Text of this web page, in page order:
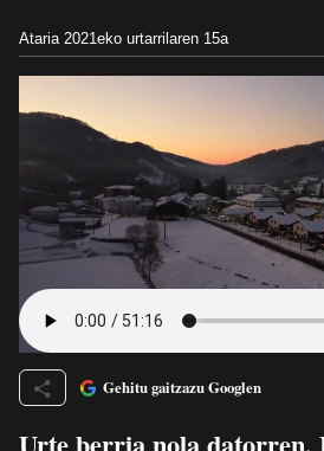
Ataria 2021eko urtarrilaren 15a
Gehitu gaitzazu Googlen